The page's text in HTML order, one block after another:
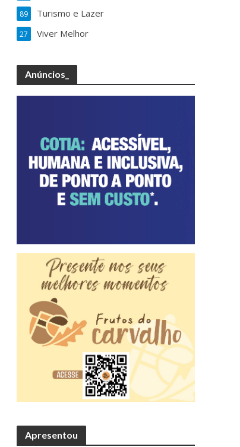
Turismo e Lazer
89
Viver Melhor
27
Anúncios_
Apresentou